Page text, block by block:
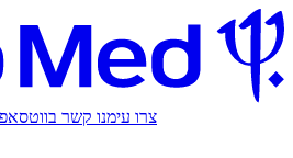
צרו עימנו קשר